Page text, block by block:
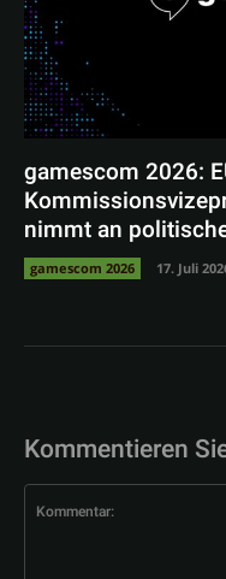
gamescom 2026:
nimmt an
gamescom 2026 17. Juli
Kommentieren